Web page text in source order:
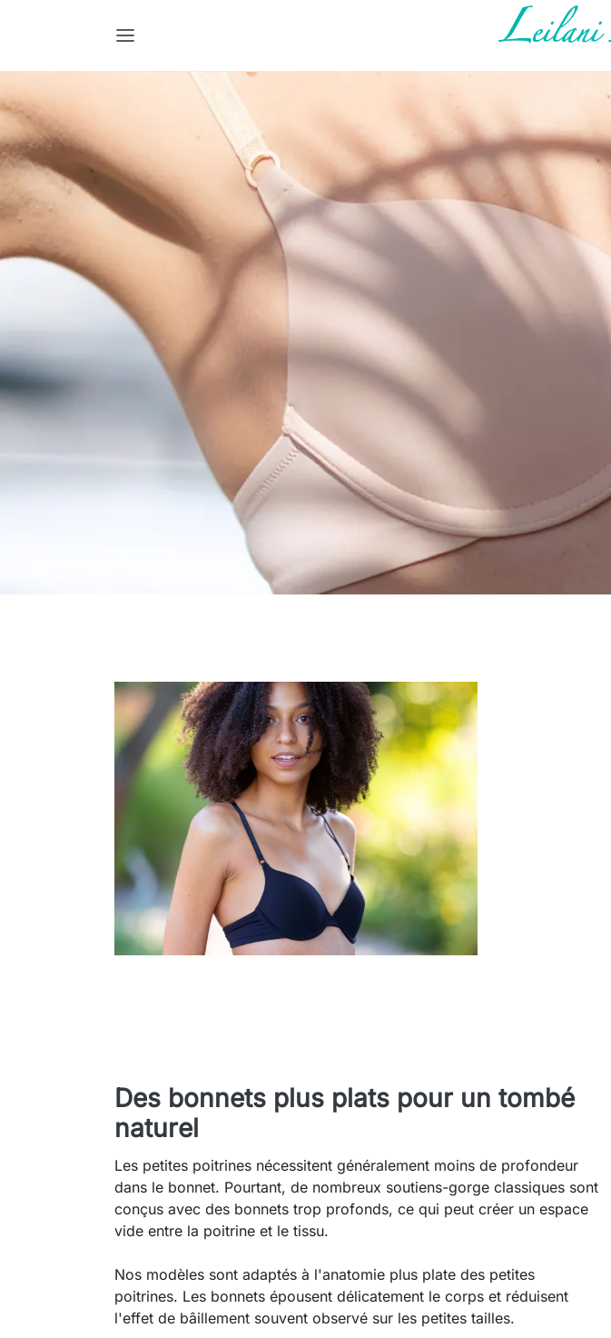
Des bonnets plus plats pour un tombé
naturel
Les petites poitrines nécessitent généralement moins de profondeur
dans le bonnet. Pourtant, de nombreux soutiens-gorge classiques sont
conçus avec des bonnets trop profonds, ce qui peut créer un espace
vide entre la poitrine et le tissu.
Nos modèles sont adaptés à l'anatomie plus plate des petites
poitrines. Les bonnets épousent délicatement le corps et réduisent
l'effet de bâillement souvent observé sur les petites tailles.